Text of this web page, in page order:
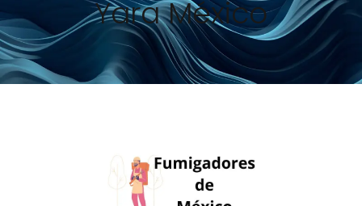
Yara México